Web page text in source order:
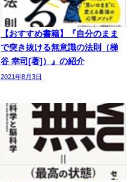
【おすすめ書籍】『自分のまま
で突き抜ける無意識の法則（梯
谷 幸司[著]）』の紹介
2021年8月3日